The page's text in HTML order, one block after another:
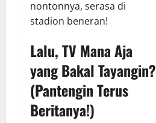
nontonnya, serasa di
stadion beneran!
Lalu, TV Mana Aja
yang Bakal Tayangin?
(Pantengin Terus
Beritanya!)